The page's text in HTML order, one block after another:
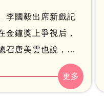
李國毅出席新戲記
金鐘獎上爭視后，
召唐美雲也說，歷
最接近蔡淑臻的是
，安心亞坦言不會